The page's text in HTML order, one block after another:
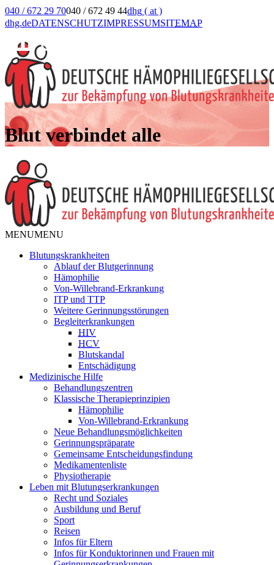
040 / 672 29 70040 / 672 49 44dhg ( at )
dhg.deDATENSCHUTZIMPRESSUMSITEMAP
Blut verbindet alle
MENUMENU
Blutungskrankheiten
Ablauf der Blutgerinnung
Hämophilie
Von-Willebrand-Erkrankung
ITP und TTP
Weitere Gerinnungsstörungen
Begleiterkrankungen
HIV
HCV
Blutskandal
Entschädigung
Medizinische Hilfe
Behandlungszentren
Klassische Therapieprinzipien
Hämophilie
Von-Willebrand-Erkrankung
Neue Behandlungsmöglichkeiten
Gerinnungspräparate
Gemeinsame Entscheidungsfindung
Medikamentenliste
Physiotherapie
Leben mit Blutungserkrankungen
Recht und Soziales
Ausbildung und Beruf
Sport
Reisen
Infos für Eltern
Infos für Konduktorinnen und Frauen mit